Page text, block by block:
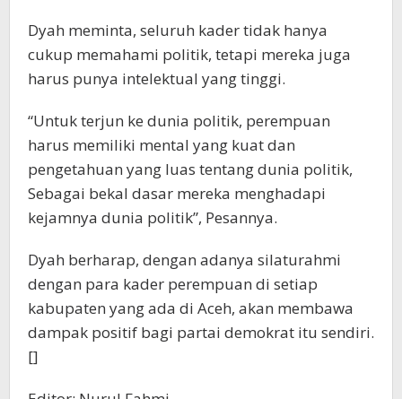
Dyah meminta, seluruh kader tidak hanya
cukup memahami politik, tetapi mereka juga
harus punya intelektual yang tinggi.
“Untuk terjun ke dunia politik, perempuan
harus memiliki mental yang kuat dan
pengetahuan yang luas tentang dunia politik,
Sebagai bekal dasar mereka menghadapi
kejamnya dunia politik”, Pesannya.
Dyah berharap, dengan adanya silaturahmi
dengan para kader perempuan di setiap
kabupaten yang ada di Aceh, akan membawa
dampak positif bagi partai demokrat itu sendiri.
[]